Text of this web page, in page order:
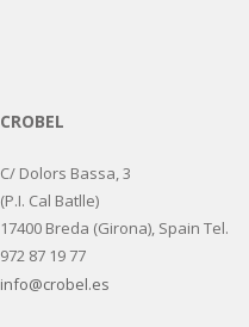
CROBEL
C/ Dolors Bassa, 3
(P.I. Cal Batlle)
17400 Breda (Girona), Spain Tel.
972 87 19 77
info@crobel.es